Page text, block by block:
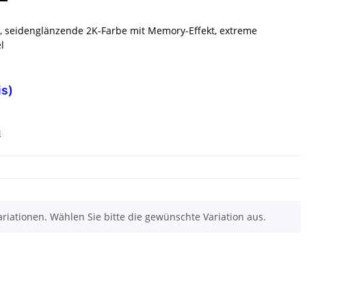
seidenglänzende 2K-Farbe mit Memory-Effekt, extreme
Wählen Sie bitte die gewünschte Variation aus.